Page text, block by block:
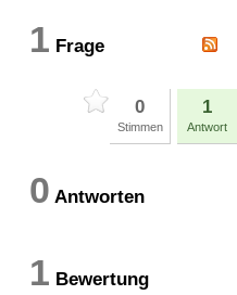
1 Frage
0
Stimmen
1
Antwort
0 Antworten
1